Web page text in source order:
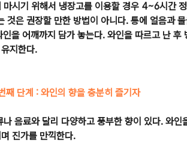
마시기 위해서 냉장고를 이용할 경우 4~6시간
것은 권장할 만한 방법이 아니다. 통에 얼음과
을 어깨까지 담가 놓는다. 와인을 따르고 난 후
지한다.
째 단계 : 와인의 향을 충분히 즐기자
나 음료와 달리 다양하고 풍부한 향이 있다. 와인
진가를 만끽한다.